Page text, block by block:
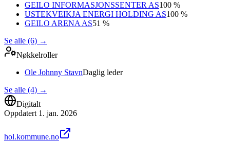
GEILO INFORMASJONSSENTER AS100 %
USTEKVEIKJA ENERGI HOLDING AS100 %
GEILO ARENA AS51 %
Se alle (6) →
Nøkkelroller
Ole Johnny StavnDaglig leder
Se alle (4) →
Digitalt
Oppdatert 1. jan. 2026
hol.kommune.no